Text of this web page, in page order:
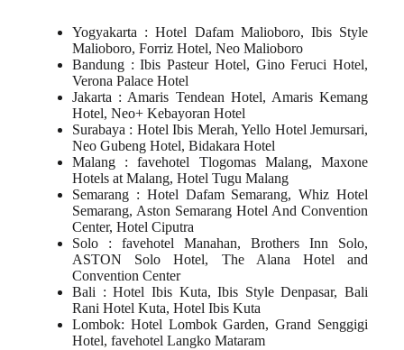
Yogyakarta : Hotel Dafam Malioboro, Ibis Style
Malioboro, Forriz Hotel, Neo Malioboro
Bandung : Ibis Pasteur Hotel, Gino Feruci Hotel,
Verona Palace Hotel
Jakarta : Amaris Tendean Hotel, Amaris Kemang
Hotel, Neo+ Kebayoran Hotel
Surabaya : Hotel Ibis Merah, Yello Hotel Jemursari,
Neo Gubeng Hotel, Bidakara Hotel
Malang : favehotel Tlogomas Malang, Maxone
Hotels at Malang, Hotel Tugu Malang
Semarang : Hotel Dafam Semarang, Whiz Hotel
Semarang, Aston Semarang Hotel And Convention
Center, Hotel Ciputra
Solo : favehotel Manahan, Brothers Inn Solo,
ASTON Solo Hotel, The Alana Hotel and
Convention Center
Bali : Hotel Ibis Kuta, Ibis Style Denpasar, Bali
Rani Hotel Kuta, Hotel Ibis Kuta
Lombok: Hotel Lombok Garden, Grand Senggigi
Hotel, favehotel Langko Mataram